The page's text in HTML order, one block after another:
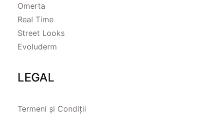
Omerta
Real Time
Street Looks
Evoluderm
LEGAL
Termeni și Condiții